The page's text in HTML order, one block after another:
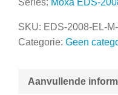
Series: Moxa EDS-
SKU: EDS-2008-EL-
Categorie: Geen
Aanvullende